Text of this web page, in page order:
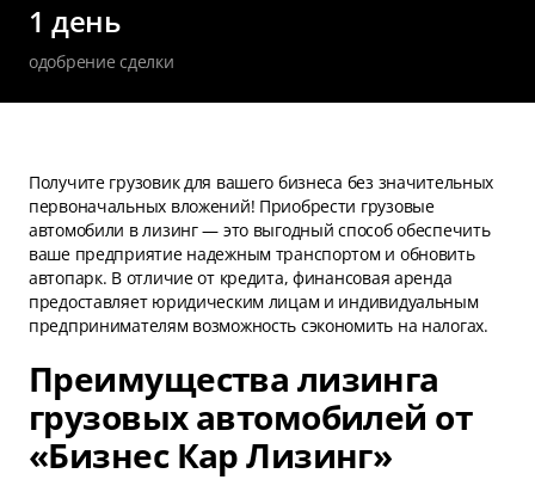
1 день
одобрение сделки
Получите грузовик для вашего бизнеса без значительных
первоначальных вложений! Приобрести грузовые
автомобили в лизинг — это выгодный способ обеспечить
ваше предприятие надежным транспортом и обновить
автопарк. В отличие от кредита, финансовая аренда
предоставляет юридическим лицам и индивидуальным
предпринимателям возможность сэкономить на налогах.
Преимущества лизинга
грузовых автомобилей от
«Бизнес Кар Лизинг»